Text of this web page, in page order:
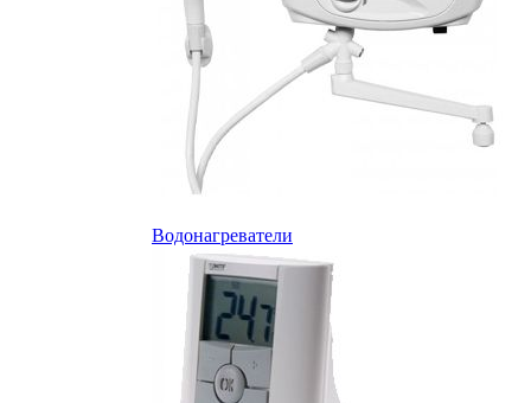
Водонагреватели